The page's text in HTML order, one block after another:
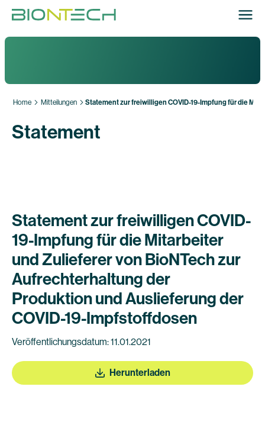
Home Mitteilungen Statement zur freiwilligen COVID-19-Impfung für die
Statement
Statement zur freiwilligen COVID-
19-Impfung für die Mitarbeiter
und Zulieferer von BioNTech zur
Aufrechterhaltung der
Produktion und Auslieferung der
COVID-19-Impfstoffdosen
Veröffentlichungsdatum: 11.01.2021
Herunterladen